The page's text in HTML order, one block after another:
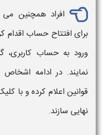
افراد همچنین می
برای افتتاح حساب اقدام
ورود به حساب کاربری،
نمایند. در ادامه
قوانین اعلام کرده و با
نهایی سازند.